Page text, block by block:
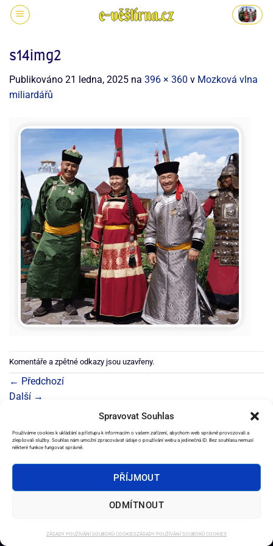
Spravovat Souhlas
Používáme cookies k ukládání a přístupu k informacím o vašem zařízení, abychom web správně provozovali a
zlepšovali služby. Souhlas nám umožní zpracovávat údaje o používání webu a jedinečná ID. Bez souhlasu nemusí
některé funkce fungovat správně.
PŘÍJMOUT
ODMÍTNOUT
ZÁSADY POUŽÍVÁNÍ SOUBORŮ COOKIESZÁSADY POUŽÍVÁNÍ SOUBORŮ COOKIES
s14img2
Publikováno 21 ledna, 2025 na 396 × 360 v Mozková vlna
miliardářů
Komentáře a zpětné odkazy jsou uzavřeny.
← Předchozí
Další →
2026 ©e-Věštírna.cz